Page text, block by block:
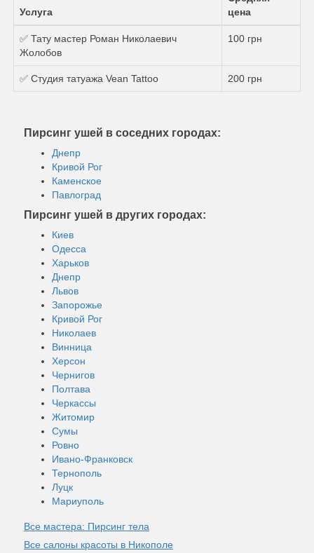
Услуга
цена
✅ Тату мастер Роман Николаевич
Жолобов
100 грн
✅ Студия татуажа Vean Tattoo 200 грн
Пирсинг ушей в соседних городах:
Днепр
Кривой Рог
Каменское
Павлоград
Пирсинг ушей в других городах:
Киев
Одесса
Харьков
Днепр
Львов
Запорожье
Кривой Рог
Николаев
Винница
Херсон
Чернигов
Полтава
Черкассы
Житомир
Сумы
Ровно
Ивано-Франковск
Тернополь
Луцк
Мариуполь
Все мастера: Пирсинг тела
Все салоны красоты в Никополе